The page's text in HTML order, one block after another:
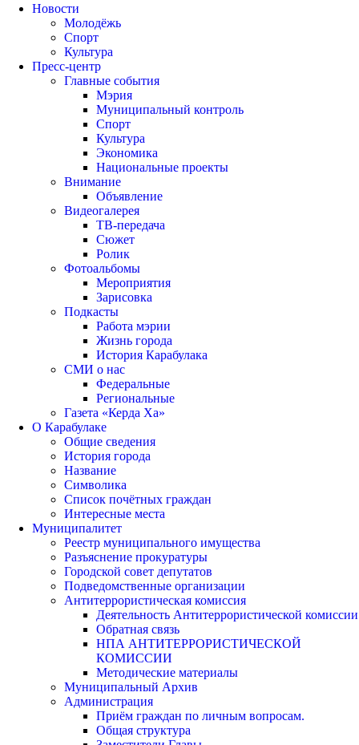
Новости
Молодёжь
Спорт
Культура
Пресс-центр
Главные события
Мэрия
Муниципальный контроль
Спорт
Культура
Экономика
Национальные проекты
Внимание
Объявление
Видеогалерея
ТВ-передача
Сюжет
Ролик
Фотоальбомы
Мероприятия
Зарисовка
Подкасты
Работа мэрии
Жизнь города
История Карабулака
СМИ о нас
Федеральные
Региональные
Газета «Керда Ха»
О Карабулаке
Общие сведения
История города
Название
Символика
Список почётных граждан
Интересные места
Муниципалитет
Реестр муниципального имущества
Разъяснение прокуратуры
Городской совет депутатов
Подведомственные организации
Антитеррористическая комиссия
Деятельность Антитеррористической комиссии
Обратная связь
НПА АНТИТЕРРОРИСТИЧЕСКОЙ
КОМИССИИ
Методические материалы
Муниципальный Архив
Администрация
Приём граждан по личным вопросам.
Общая структура